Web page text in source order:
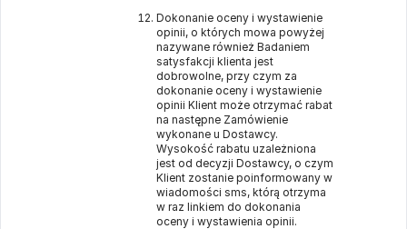
Dokonanie oceny i wystawienie
opinii, o których mowa powyżej
nazywane również Badaniem
satysfakcji klienta jest
dobrowolne, przy czym za
dokonanie oceny i wystawienie
opinii Klient może otrzymać rabat
na następne Zamówienie
wykonane u Dostawcy.
Wysokość rabatu uzależniona
jest od decyzji Dostawcy, o czym
Klient zostanie poinformowany w
wiadomości sms, którą otrzyma
w raz linkiem do dokonania
oceny i wystawienia opinii.